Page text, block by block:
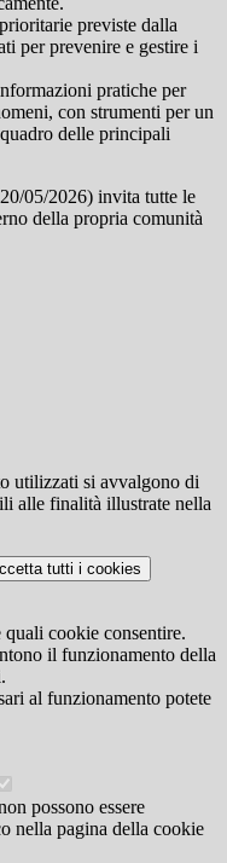
previste dalla
per prevenire e gestire i
pratiche per
con strumenti per un
delle principali
05/2026) invita tutte le
della propria comunità
utilizzati si avvalgono di
alle finalità illustrate nella
tutti i cookies
quali cookie consentire.
il funzionamento della
al funzionamento potete
possono essere
nella pagina della cookie